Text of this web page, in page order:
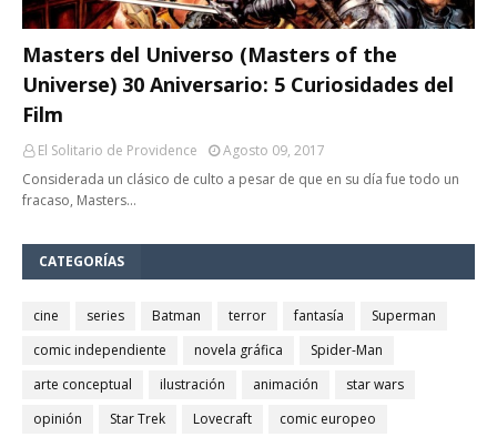
Masters del Universo (Masters of the
Universe) 30 Aniversario: 5 Curiosidades del
Film
El Solitario de Providence
Agosto 09, 2017
Considerada un clásico de culto a pesar de que en su día fue todo un
fracaso, Masters…
CATEGORÍAS
cine series Batman terror fantasía
Superman
comic independiente
novela gráfica
Spider-Man
arte conceptual
ilustración animación
star wars
opinión
Star Trek Lovecraft comic europeo